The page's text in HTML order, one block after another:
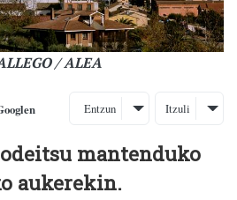
/ ALEA
Entzun Itzuli
mantenduko
aukerekin.